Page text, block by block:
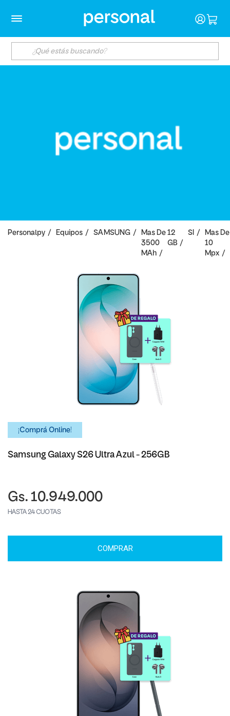
Personalpy Equipos SAMSUNG
Mas De
3500
MAh
12
GB
SI
Mas De
10
Mpx
¡Comprá Online!
Samsung Galaxy S26 Ultra Azul - 256GB
Gs. 10.949.000
HASTA 24 CUOTAS
COMPRAR